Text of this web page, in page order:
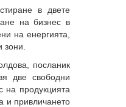
в двете
на бизнес в
на енергията,
посланик
две свободни
на продукцията
и привличането